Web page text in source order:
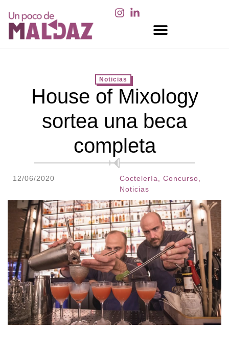
Noticias
House of Mixology
sortea una beca
completa
12/06/2020 Coctelería Concurso
Noticias